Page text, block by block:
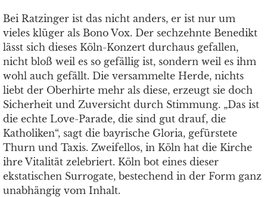
Bei Ratzinger ist das nicht anders, er ist nur um
vieles klüger als Bono Vox. Der sechzehnte Benedikt
lässt sich dieses Köln-Konzert durchaus gefallen,
nicht bloß weil es so gefällig ist, sondern weil es ihm
wohl auch gefällt. Die versammelte Herde, nichts
liebt der Oberhirte mehr als diese, erzeugt sie doch
Sicherheit und Zuversicht durch Stimmung. „Das ist
die echte Love-Parade, die sind gut drauf, die
Katholiken“, sagt die bayrische Gloria, gefürstete
Thurn und Taxis. Zweifellos, in Köln hat die Kirche
ihre Vitalität zelebriert. Köln bot eines dieser
ekstatischen Surrogate, bestechend in der Form ganz
unabhängig vom Inhalt.